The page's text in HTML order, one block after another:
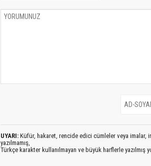
UYARI: Küfür, hakaret, rencide edici cümleler veya imalar,
yazılmamış,
Türkçe karakter kullanılmayan ve büyük harflerle yazılmış